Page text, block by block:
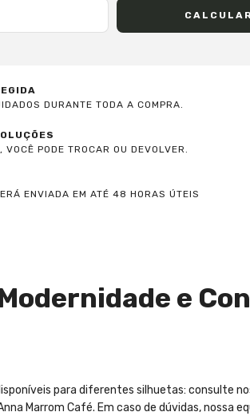
CALCULAR
DURANTE TODA A COMPRA.
VOCÊ PODE TROCAR OU DEVOLVER.
ENVIADA EM ATÉ 48 HORAS ÚTEIS
e
para diferentes silhuetas: consulte
Marrom Café. Em caso de dúvidas, nossa